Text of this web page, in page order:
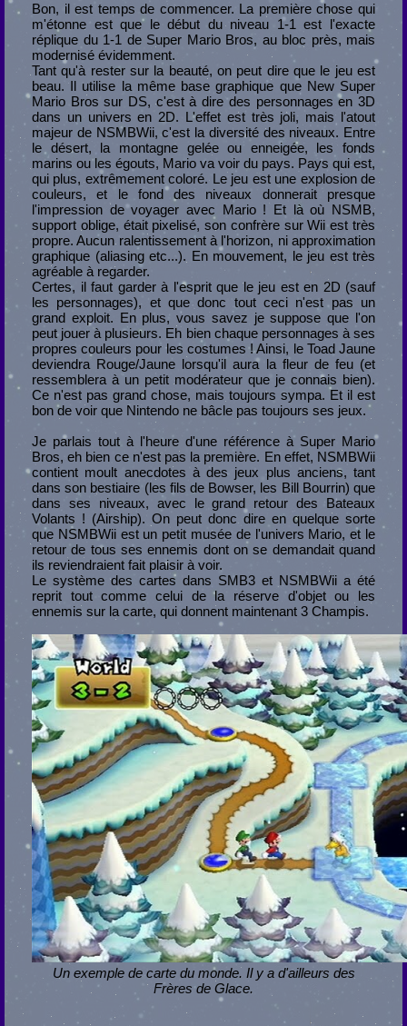
Bon, il est temps de commencer. La première chose qui
m'étonne est que le début du niveau 1-1 est l'exacte
réplique du 1-1 de Super Mario Bros, au bloc près, mais
modernisé évidemment.
Tant qu'à rester sur la beauté, on peut dire que le jeu est
beau. Il utilise la même base graphique que New Super
Mario Bros sur DS, c'est à dire des personnages en 3D
dans un univers en 2D. L'effet est très joli, mais l'atout
majeur de NSMBWii, c'est la diversité des niveaux. Entre
le désert, la montagne gelée ou enneigée, les fonds
marins ou les égouts, Mario va voir du pays. Pays qui est,
qui plus, extrêmement coloré. Le jeu est une explosion de
couleurs, et le fond des niveaux donnerait presque
l'impression de voyager avec Mario ! Et là où NSMB,
support oblige, était pixelisé, son confrère sur Wii est très
propre. Aucun ralentissement à l'horizon, ni approximation
graphique (aliasing etc...). En mouvement, le jeu est très
agréable à regarder.
Certes, il faut garder à l'esprit que le jeu est en 2D (sauf
les personnages), et que donc tout ceci n'est pas un
grand exploit. En plus, vous savez je suppose que l'on
peut jouer à plusieurs. Eh bien chaque personnages à ses
propres couleurs pour les costumes ! Ainsi, le Toad Jaune
deviendra Rouge/Jaune lorsqu'il aura la fleur de feu (et
ressemblera à un petit modérateur que je connais bien).
Ce n'est pas grand chose, mais toujours sympa. Et il est
bon de voir que Nintendo ne bâcle pas toujours ses jeux.
Je parlais tout à l'heure d'une référence à Super Mario
Bros, eh bien ce n'est pas la première. En effet, NSMBWii
contient moult anecdotes à des jeux plus anciens, tant
dans son bestiaire (les fils de Bowser, les Bill Bourrin) que
dans ses niveaux, avec le grand retour des Bateaux
Volants ! (Airship). On peut donc dire en quelque sorte
que NSMBWii est un petit musée de l'univers Mario, et le
retour de tous ses ennemis dont on se demandait quand
ils reviendraient fait plaisir à voir.
Le système des cartes dans SMB3 et NSMBWii a été
reprit tout comme celui de la réserve d'objet ou les
ennemis sur la carte, qui donnent maintenant 3 Champis.
Un exemple de carte du monde. Il y a d'ailleurs des
Frères de Glace.